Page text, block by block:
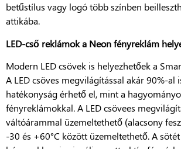
betűstílus vagy logó több színben
attikába.
LED-cső reklámok a Neon fényreklám
Modern LED csövek is helyezhetőek a
A LED csöves megvilágítással akár 90%-al
hatékonyság érhető el, mint a
fényreklámokkal. A LED csövees
váltóárammal üzemeltethető (alacsony
-30 és +60°C között üzemeltethető. A